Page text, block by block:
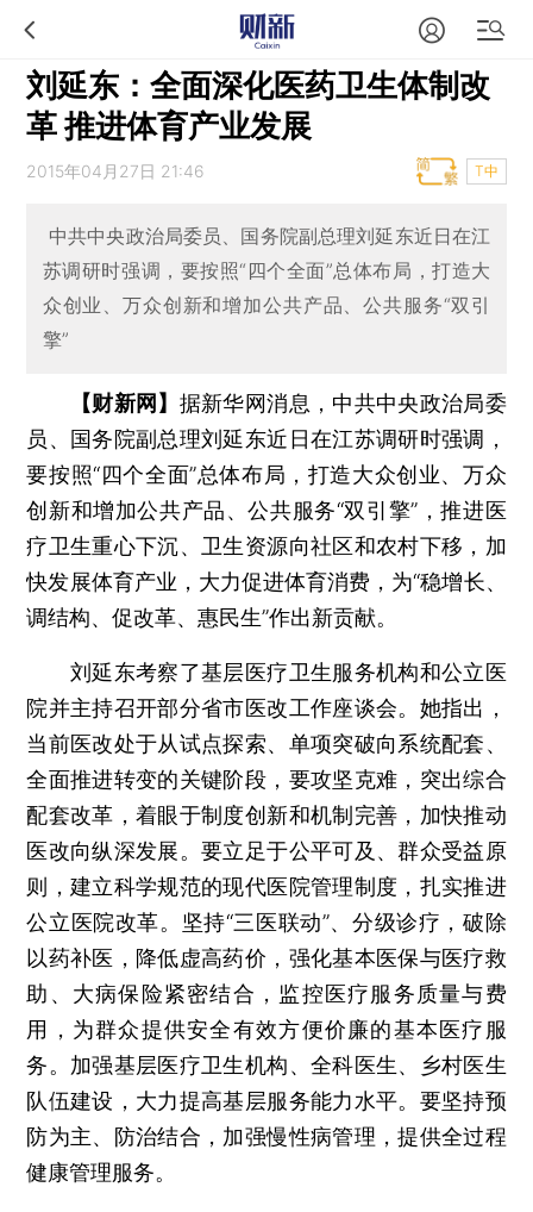
刘延东：全面深化医药卫生体制改
革 推进体育产业发展
2015年04月27日 21:46 T中
中共中央政治局委员、国务院副总理刘延东近日在江
苏调研时强调，要按照“四个全面”总体布局，打造大
众创业、万众创新和增加公共产品、公共服务“双引
擎”
【财新网】 据新华网消息，中共中央政治局委
员、国务院副总理刘延东近日在江苏调研时强调，
要按照“四个全面”总体布局，打造大众创业、万众
创新和增加公共产品、公共服务“双引擎”，推进医
疗卫生重心下沉、卫生资源向社区和农村下移，加
快发展体育产业，大力促进体育消费，为“稳增长、
调结构、促改革、惠民生”作出新贡献。
刘延东考察了基层医疗卫生服务机构和公立医
院并主持召开部分省市医改工作座谈会。她指出，
当前医改处于从试点探索、单项突破向系统配套、
全面推进转变的关键阶段，要攻坚克难，突出综合
配套改革，着眼于制度创新和机制完善，加快推动
医改向纵深发展。要立足于公平可及、群众受益原
则，建立科学规范的现代医院管理制度，扎实推进
公立医院改革。坚持“三医联动”、分级诊疗，破除
以药补医，降低虚高药价，强化基本医保与医疗救
助、大病保险紧密结合，监控医疗服务质量与费
用，为群众提供安全有效方便价廉的基本医疗服
务。加强基层医疗卫生机构、全科医生、乡村医生
队伍建设，大力提高基层服务能力水平。要坚持预
防为主、防治结合，加强慢性病管理，提供全过程
健康管理服务。